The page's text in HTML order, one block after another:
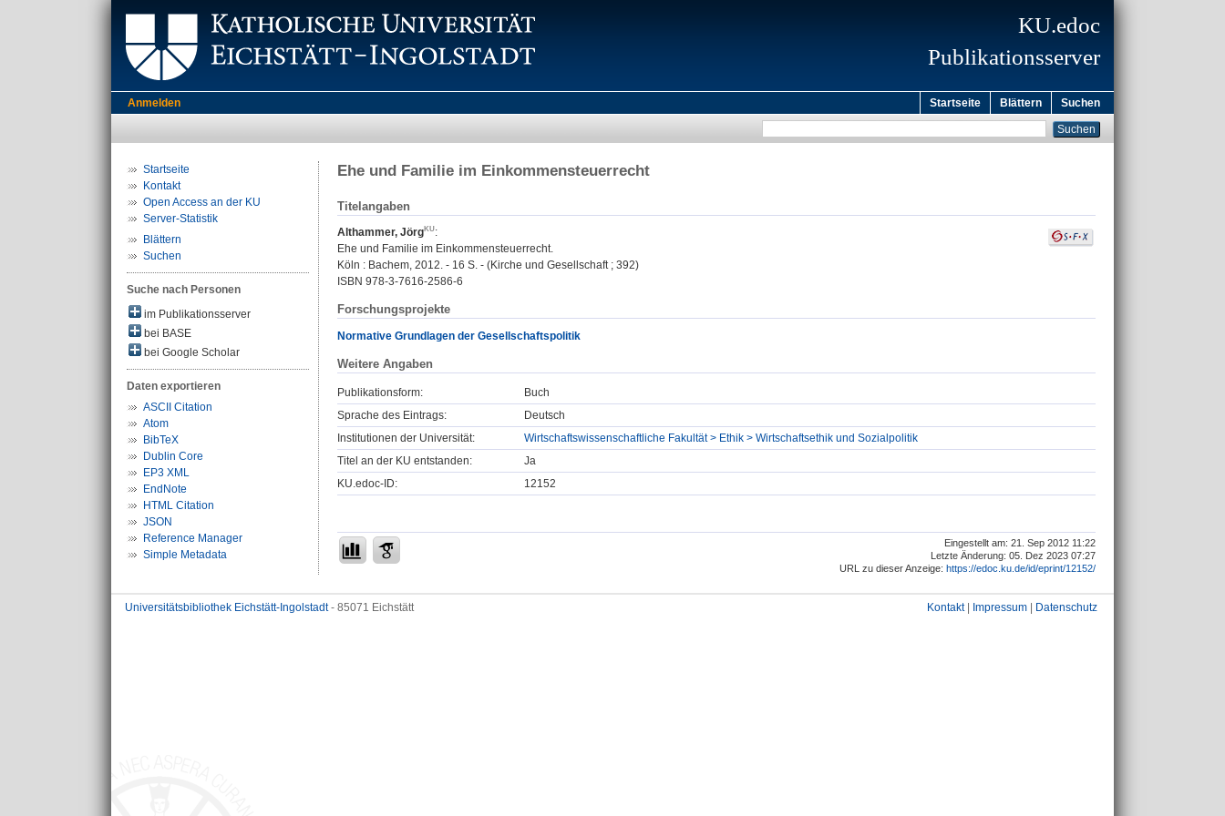
KU.edoc
Publikationsserver
Anmelden Startseite Blättern Suchen
Startseite
Kontakt
Open Access an der KU
Server-Statistik
Blättern
Suchen
Suche nach Personen
im Publikationsserver
bei BASE
bei Google Scholar
Daten exportieren
ASCII Citation
Atom
BibTeX
Dublin Core
EP3 XML
EndNote
HTML Citation
JSON
Reference Manager
Simple Metadata
Ehe und Familie im Einkommensteuerrecht
Titelangaben
Althammer, Jörg
:
Ehe und Familie im Einkommensteuerrecht.
Köln : Bachem, 2012. - 16 S. - (Kirche und Gesellschaft ; 392)
ISBN 978-3-7616-2586-6
Forschungsprojekte
Normative Grundlagen der Gesellschaftspolitik
Weitere Angaben
Publikationsform:
Buch
Sprache des Eintrags:
Deutsch
Institutionen der Universität:
Wirtschaftswissenschaftliche Fakultät > Ethik > Wirtschaftsethik und Sozialpolitik
Titel an der KU entstanden:
Ja
KU.edoc-ID:
12152
Eingestellt am: 21. Sep 2012 11:22
Letzte Änderung: 05. Dez 2023 07:27
URL zu dieser Anzeige: https://edoc.ku.de/id/eprint/12152/
Universitätsbibliothek Eichstätt-Ingolstadt- 85071 Eichstätt Kontakt| Impressum Datenschutz